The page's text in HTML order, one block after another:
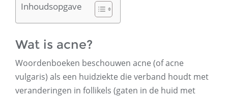
Inhoudsopgave
Wat is acne?
Woordenboeken beschouwen acne (of acne
vulgaris) als een huidziekte die verband houdt met
veranderingen in follikels (gaten in de huid met